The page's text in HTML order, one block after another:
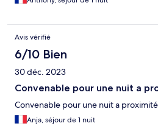
Avis vérifié
6/10 Bien
30 déc. 2023
Convenable pour une nuit a
Convenable pour une nuit a
Anja, séjour de 1 nuit